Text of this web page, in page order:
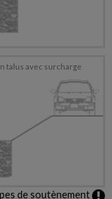
talus avec surcharge
de soutènement